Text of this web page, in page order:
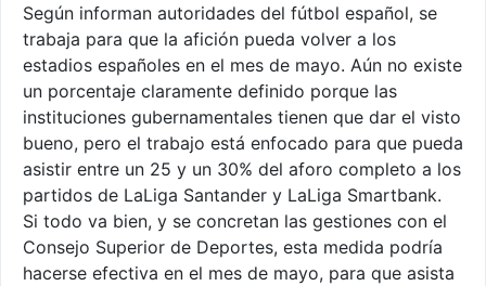
Según informan autoridades del fútbol español, se
trabaja para que la afición pueda volver a los
estadios españoles en el mes de mayo. Aún no existe
un porcentaje claramente definido porque las
instituciones gubernamentales tienen que dar el visto
bueno, pero el trabajo está enfocado para que pueda
asistir entre un 25 y un 30% del aforo completo a los
partidos de LaLiga Santander y LaLiga Smartbank.
Si todo va bien, y se concretan las gestiones con el
Consejo Superior de Deportes, esta medida podría
hacerse efectiva en el mes de mayo, para que asista